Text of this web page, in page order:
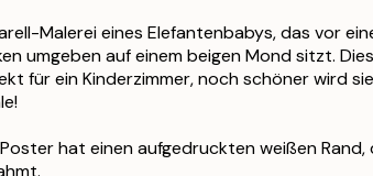
Malerei eines Elefantenbabys, das vor
umgeben auf einem beigen Mond sitzt.
für ein Kinderzimmer, noch schöner wird
hat einen aufgedruckten weißen